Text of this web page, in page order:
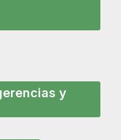
y